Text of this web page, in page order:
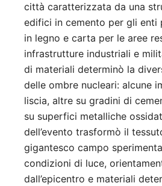
città caratterizzata da una
edifici in cemento per gli enti
in legno e carta per le aree
infrastrutture industriali e
di materiali determinò la
delle ombre nucleari: alcune
liscia, altre su gradini di
su superfici metalliche
dell’evento trasformò il
gigantesco campo
condizioni di luce,
dall’epicentro e materiali